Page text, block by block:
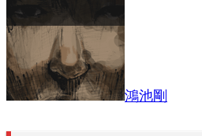
鴻池剛